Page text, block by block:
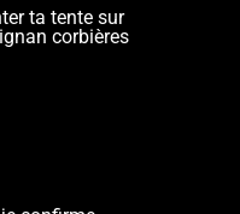
ta tente sur
corbières